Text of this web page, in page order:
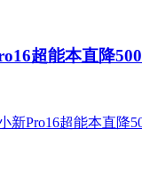
超能本直降500